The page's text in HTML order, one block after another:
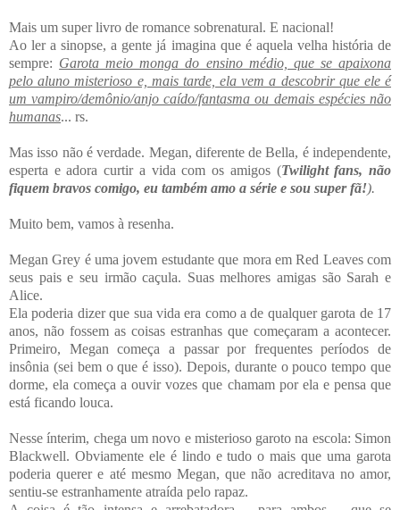
Mais um super livro de romance sobrenatural. E nacional!
Ao ler a sinopse, a gente já imagina que é aquela velha história de
sempre: Garota meio monga do ensino médio, que se apaixona
pelo aluno misterioso e, mais tarde, ela vem a descobrir que ele é
um vampiro/demônio/anjo caído/fantasma ou demais espécies não
humanas... rs.
Mas isso não é verdade. Megan, diferente de Bella, é independente,
esperta e adora curtir a vida com os amigos (Twilight fans, não
fiquem bravos comigo, eu também amo a série e sou super fã!).
Muito bem, vamos à resenha.
Megan Grey é uma jovem estudante que mora em Red Leaves com
seus pais e seu irmão caçula. Suas melhores amigas são Sarah e
Alice.
Ela poderia dizer que sua vida era como a de qualquer garota de 17
anos, não fossem as coisas estranhas que começaram a acontecer.
Primeiro, Megan começa a passar por frequentes períodos de
insônia (sei bem o que é isso). Depois, durante o pouco tempo que
dorme, ela começa a ouvir vozes que chamam por ela e pensa que
está ficando louca.
Nesse ínterim, chega um novo e misterioso garoto na escola: Simon
Blackwell. Obviamente ele é lindo e tudo o mais que uma garota
poderia querer e até mesmo Megan, que não acreditava no amor,
sentiu-se estranhamente atraída pelo rapaz.